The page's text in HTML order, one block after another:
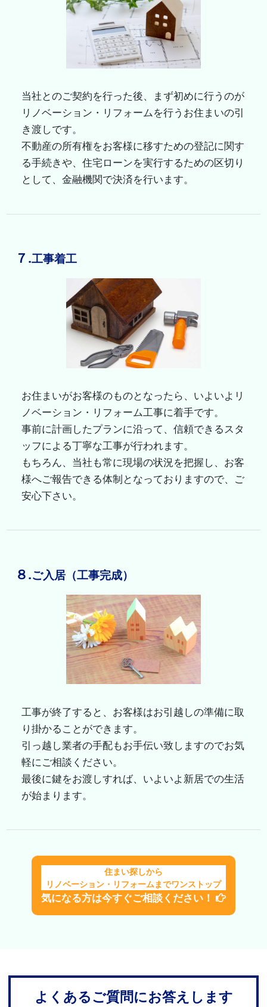
当社とのご契約を行った後、まず初めに行うのが
リノベーション・リフォームを行うお住まいの引
き渡しです。
不動産の所有権をお客様に移すための登記に関す
る手続きや、住宅ローンを実行するための区切り
として、金融機関で決済を行います。
７.工事着工
お住まいがお客様のものとなったら、いよいよリ
ノベーション・リフォーム工事に着手です。
事前に計画したプランに沿って、信頼できるスタ
ッフによる丁寧な工事が行われます。
もちろん、当社も常に現場の状況を把握し、お客
様へご報告できる体制となっておりますので、ご
安心下さい。
８.ご入居（工事完成）
工事が終了すると、お客様はお引越しの準備に取
り掛かることができます。
引っ越し業者の手配もお手伝い致しますのでお気
軽にご相談ください。
最後に鍵をお渡しすれば、いよいよ新居での生活
が始まります。
住まい探しから
リノベーション・リフォームまでワンストップ
気になる方は今すぐご相談ください！
よくあるご質問にお答えします